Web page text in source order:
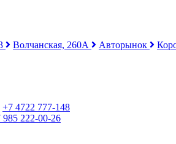
Волчанская, 260А Авторынок
+7 4722 777-148
985 222-00-26